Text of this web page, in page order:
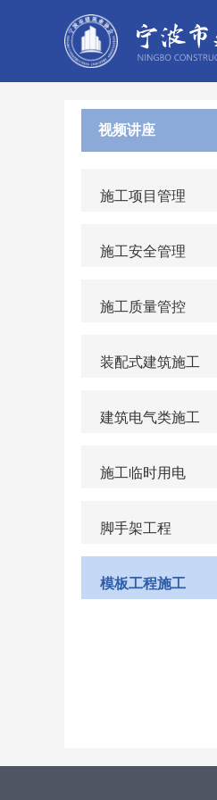
视频讲座
施工项目管理
施工安全管理
施工质量管控
装配式建筑施工
建筑电气类施工
施工临时用电
脚手架工程
模板工程施工